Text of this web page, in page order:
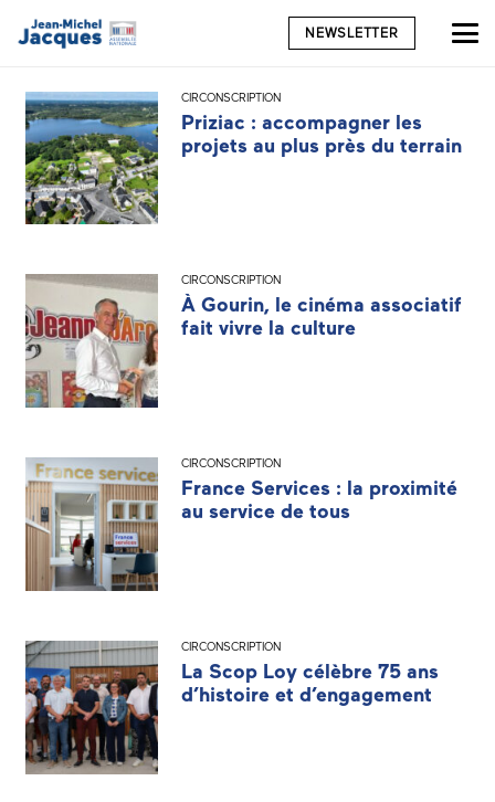
NEWSLETTER
CIRCONSCRIPTION
Priziac : accompagner les
projets au plus près du terrain
CIRCONSCRIPTION
À Gourin, le cinéma associatif
fait vivre la culture
CIRCONSCRIPTION
France Services : la proximité
au service de tous
CIRCONSCRIPTION
La Scop Loy célèbre 75 ans
d’histoire et d’engagement